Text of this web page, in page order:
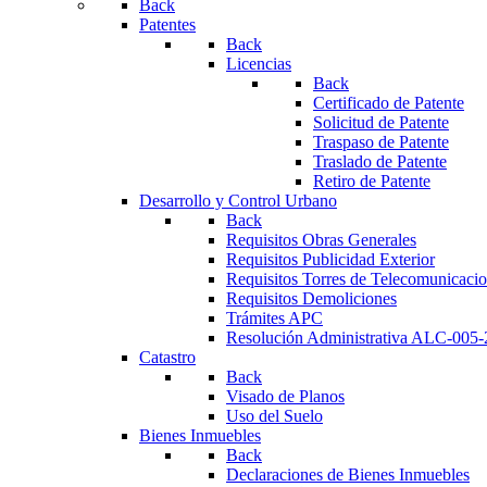
Back
Patentes
Back
Licencias
Back
Certificado de Patente
Solicitud de Patente
Traspaso de Patente
Traslado de Patente
Retiro de Patente
Desarrollo y Control Urbano
Back
Requisitos Obras Generales
Requisitos Publicidad Exterior
Requisitos Torres de
Requisitos Demoliciones
Trámites APC
Resolución Administrativa ALC-005-
Catastro
Back
Visado de Planos
Uso del Suelo
Bienes Inmuebles
Back
Declaraciones de Bienes Inmuebles